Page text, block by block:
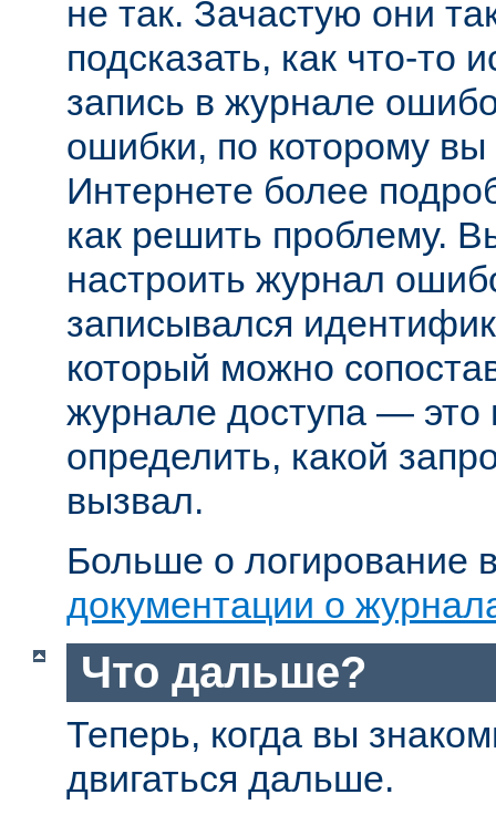
не так. Зачастую они
подсказать, как что-то
запись в журнале
ошибки, по которому
Интернете более
как решить проблему.
настроить журнал
записывался
который можно
журнале доступа — это
определить, какой
вызвал.
Больше о логирование
документации о
Что дальше?
Теперь, когда вы
двигаться дальше.